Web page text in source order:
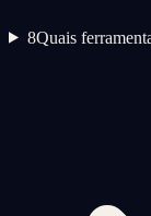
8Quais